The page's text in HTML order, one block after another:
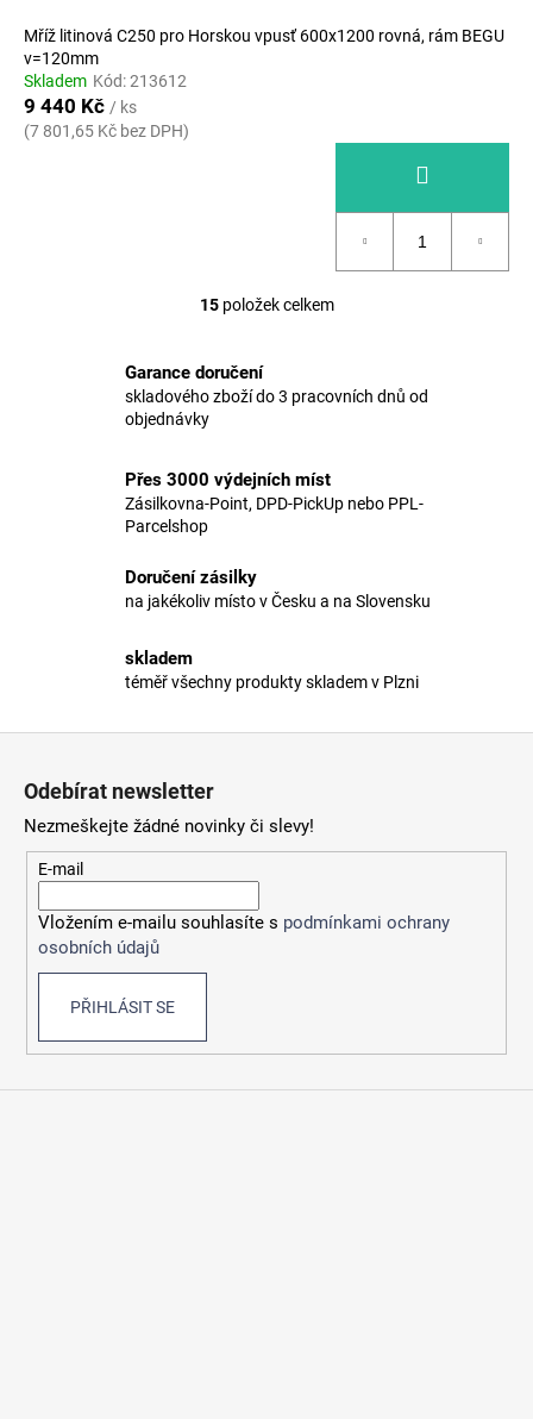
Mříž litinová C250 pro Horskou vpusť 600x1200 rovná, rám BEGU
v=120mm
Skladem Kód:213612
9 440 Kč / ks
(7 801,65 Kč bez DPH)
O
á
c
í
k
ý
i
15položek celkem
Garance doručení
skladového zboží do 3 pracovních dnů od
objednávky
Přes 3000 výdejních míst
Zásilkovna-Point, DPD-PickUp nebo PPL-
Parcelshop
Doručení zásilky
na jakékoliv místo v Česku a na Slovensku
skladem
téměř všechny produkty skladem v Plzni
Odebírat newsletter
Nezmeškejte žádné novinky či slevy!
E-mail
Vložením e-mailu souhlasíte s podmínkami ochrany
osobních údajů
PŘIHLÁSIT SE